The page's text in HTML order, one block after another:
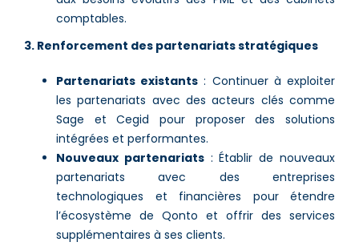
comptables.
3. Renforcement des partenariats stratégiques
Partenariats existants : Continuer à exploiter
les partenariats avec des acteurs clés comme
Sage et Cegid pour proposer des solutions
intégrées et performantes.
Nouveaux partenariats: Établir de nouveaux
partenariats avec des entreprises
technologiques et financières pour étendre
l’écosystème de Qonto et offrir des services
supplémentaires à ses clients.